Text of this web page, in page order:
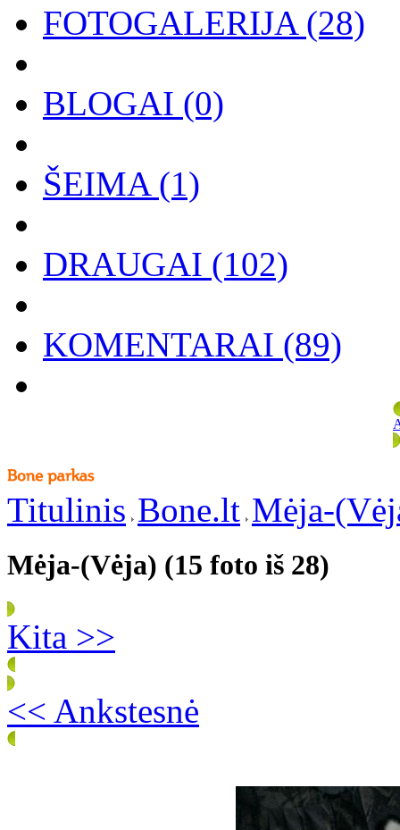
FOTOGALERIJA(28)
BLOGAI (0)
ŠEIMA(1)
DRAUGAI (102)
KOMENTARAI (89)
Titulinis Bone.lt Mėja-
Mėja-(Vėja) (15 foto iš 28)
Kita >>
<< Ankstesnė